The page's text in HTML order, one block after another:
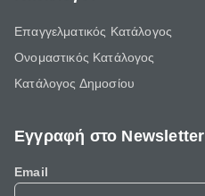
Επαγγελματικός Κατάλογος
Ονομαστικός Κατάλογος
Κατάλογος Δημοσίου
Εγγραφή στο Newsletter
Email